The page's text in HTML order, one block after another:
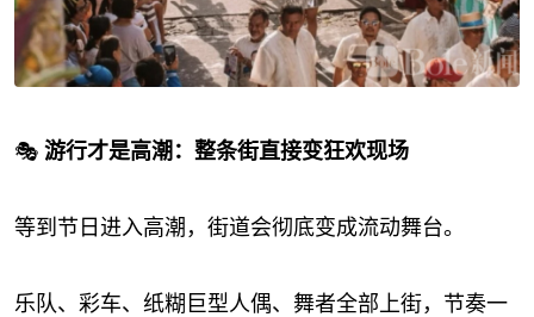
🎭 游行才是高潮：整条街直接变狂欢现场
等到节日进入高潮，街道会彻底变成流动舞台。
乐队、彩车、纸糊巨型人偶、舞者全部上街，节奏一